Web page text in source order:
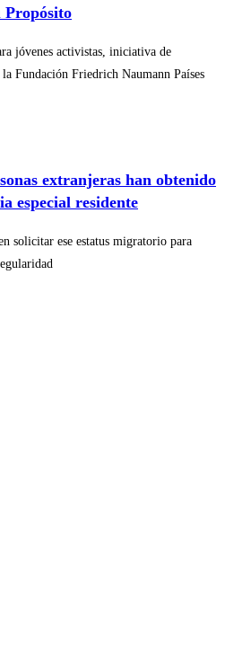
Propósito
jóvenes activistas, iniciativa de
Fundación Friedrich Naumann Países
extranjeras han obtenido
especial residente
solicitar ese estatus migratorio para